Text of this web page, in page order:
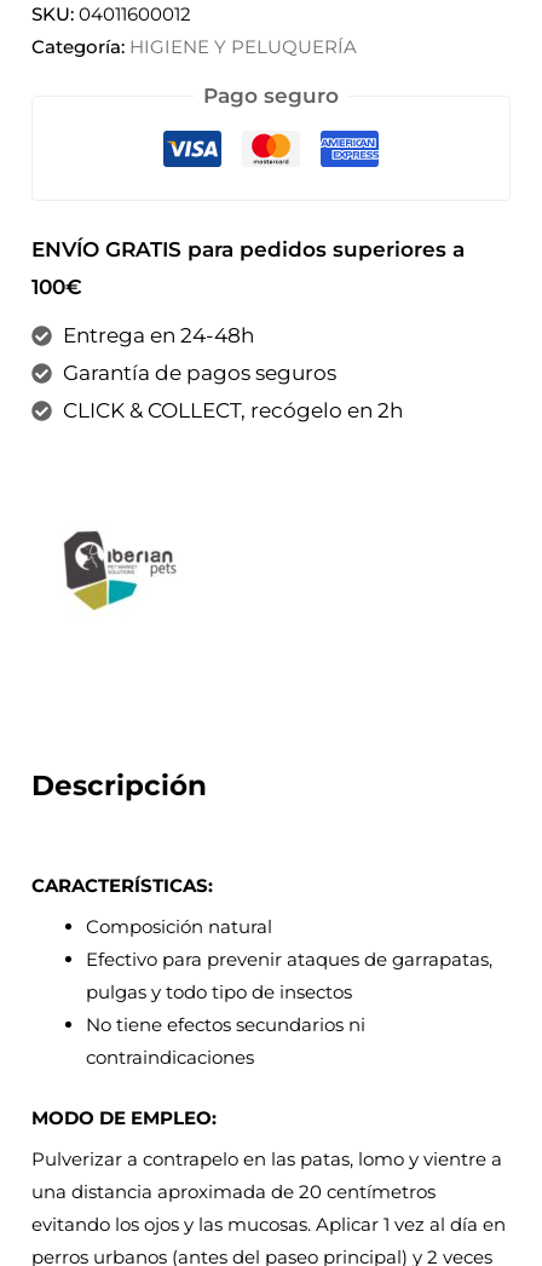
SKU:04011600012
Categoría: HIGIENE Y PELUQUERÍA
Pago seguro
ENVÍO GRATIS para pedidos superiores a
100€
Entrega en 24-48h
Garantía de pagos seguros
CLICK & COLLECT, recógelo en 2h
Descripción
CARACTERÍSTICAS:
Composición natural
Efectivo para prevenir ataques de garrapatas,
pulgas y todo tipo de insectos
No tiene efectos secundarios ni
contraindicaciones
MODO DE EMPLEO:
Pulverizar a contrapelo en las patas, lomo y vientre a
una distancia aproximada de 20 centímetros
evitando los ojos y las mucosas. Aplicar 1 vez al día en
perros urbanos (antes del paseo principal) y 2 veces